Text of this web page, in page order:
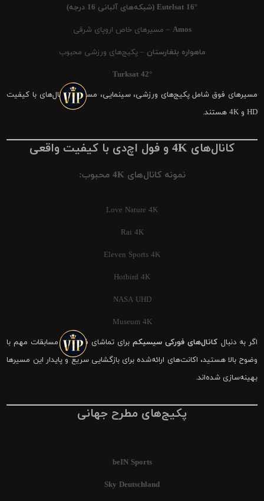
Eutelsat 16° (شبکه‌های آلبانی 16 درجه)
Amos – مسیرهای خاص اروپای شرقی
ماهواره بلغارستان – پکیج‌های ورزشی محبوب
Turksat 42°
مسیرهای فوق شامل پکیج‌های ورزشی، سینمایی، مستند و کانال‌های با کیفیت
HD و 4K هستند.
کانال‌های 4K و فول اچ‌دی با کیفیت واقعی
نمونه کانال‌های 4K محبوب:
Love Nature 4K
Rai 4K
Eleven Sports 4K
Hotbird 4K
NASA UHD
Museum 4K
اگر به دنبال کانال‌های فورکی سیسیکمبرای تماشای فوتبال و مسابقات مهم با
وضوح بالا هستید، اکانت‌های ارائه‌شده برای بازگشایی سریع و پایدار این مسیرها
بهینه‌سازی شده‌اند.
پکیج‌های مطرح جهانی
beIN Sports
Sky Deutschland